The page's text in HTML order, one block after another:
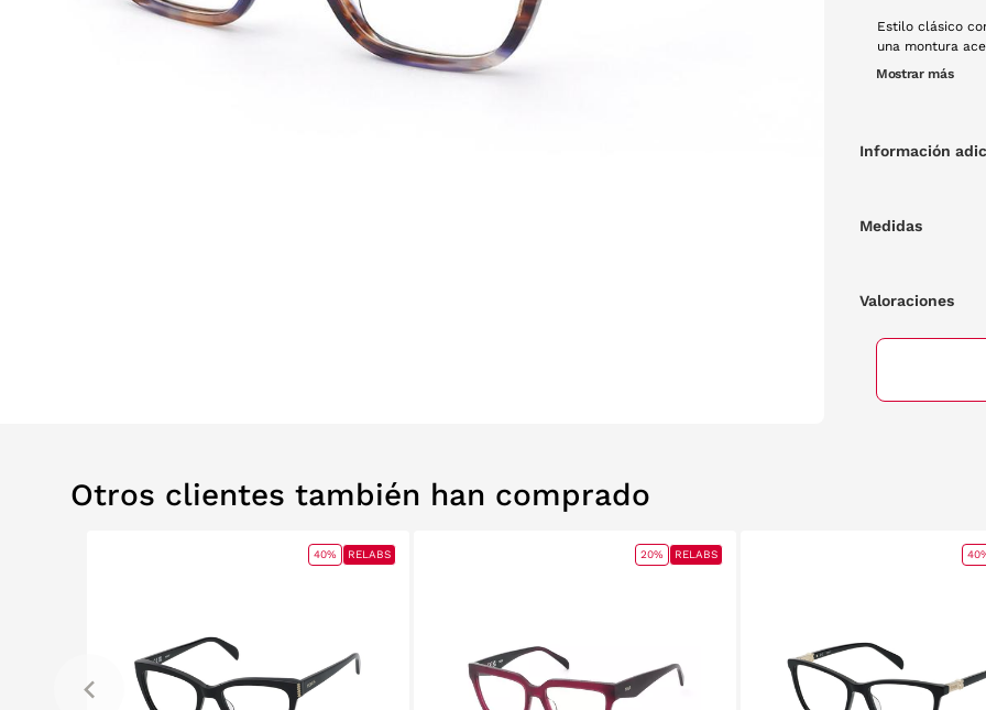
Estilo clásico
una montura
ligeramente
Mostrar más
Información
Medidas
Valoraciones
Otros clientes también han comprado
40% RELABS 20% RELABS